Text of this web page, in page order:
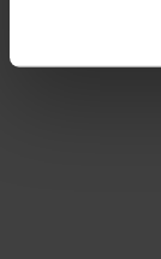
Via "Cookie